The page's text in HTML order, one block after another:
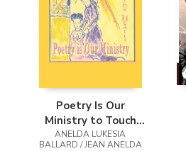
Poetry Is Our
Ministry to Touch
the Heart
ANELDA LUKESIA
BALLARD / JEAN ANELDA